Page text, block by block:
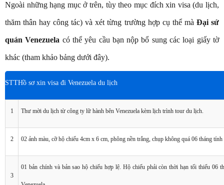
Ngoài những hạng mục ở trên, tùy theo mục đích xin visa (du lịch,
thăm thân hay công tác) và xét từng trường hợp cụ thể mà Đại sứ
quán Venezuela có thể yêu cầu bạn nộp bổ sung các loại giấy tờ
khác (tham khảo bảng dưới đây).
STTHồ sơ xin visa đi Venezuela du lịch
1 Thư mời du lịch từ công ty lữ hành bên Venezuela kèm lịch trình tour du lịch.
2 02 ảnh màu, cỡ hộ chiếu 4cm x 6 cm, phông nền trắng, chụp không quá 06 tháng
3
01 bản chính và bản sao hộ chiếu hợp lệ. Hộ chiếu phải còn thời hạn tối thiểu 06